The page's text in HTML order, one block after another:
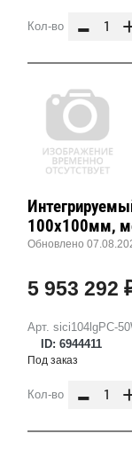
Кол-во -
Арт. sici104lgPC-
ID: 6944411
100х100мм,
Обновлено
5 953 292
Под заказ
Кол-во -